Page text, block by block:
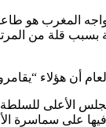
المغرب هو
بسبب قلة من
أن هؤلاء
الأعلى
على سماسرة